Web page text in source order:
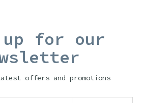
up for our
offers and promotions